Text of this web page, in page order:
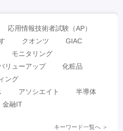
応用情報技術者試験（AP）
クオンツ
GIAC
モニタリング
リューアップ
化粧品
ング
アソシエイト
半導体
金融IT
キーワード一覧へ ＞